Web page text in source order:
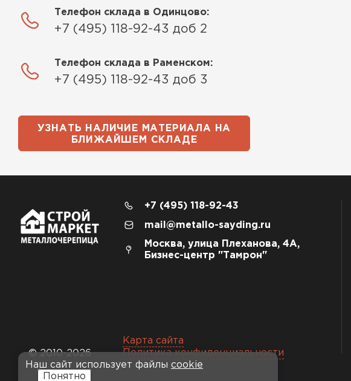
Телефон склада в Одинцово:
+7 (495) 118-92-43 доб 2
Телефон склада в Раменском:
+7 (495) 118-92-43 доб 3
УЗНАТЬ НАЛИЧИЕ МАТЕРИАЛА НА
БЛИЖАЙШЕМ СКЛАДЕ
© 2010-2026
+7 (495) 118-92-43
mail@metallo-sayding.ru
Москва, улица Плеханова, 4А,
Бизнес-центр "Тамрон"
Карта сайта
Политика конфиденциальности
Наш сайт использует файлы cookie
Понятно